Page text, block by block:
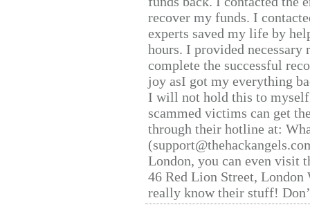
recover my funds. I
experts saved my life by
hours. I provided
complete the successful
joy asI got my everything
I will not hold this to
scammed victims can get
through their hotline at:
London, you can even visit
46 Red Lion Street, London
really know their stuff!